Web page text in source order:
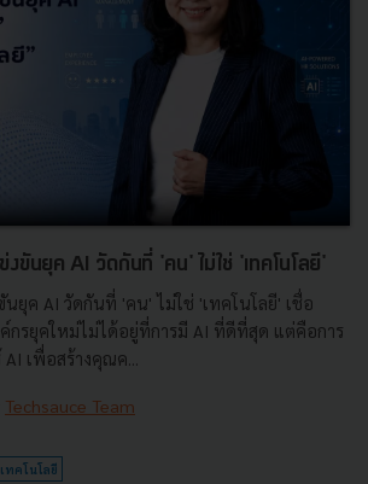
งขันยุค AI วัดกันที่ 'คน' ไม่ใช่ 'เทคโนโลยี'
นยุค AI วัดกันที่ 'คน' ไม่ใช่ 'เทคโนโลยี' เชื่อ
กรยุคใหม่ไม่ได้อยู่ที่การมี AI ที่ดีที่สุด แต่คือการ
เพื่อสร้างคุณค...
Techsauce Team
เทคโนโลยี